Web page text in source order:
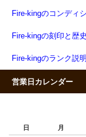
Fire-kingのコンディ
Fire-kingの刻印と歴史
Fire-kingのランク説明
営業日カレンダー
日 月